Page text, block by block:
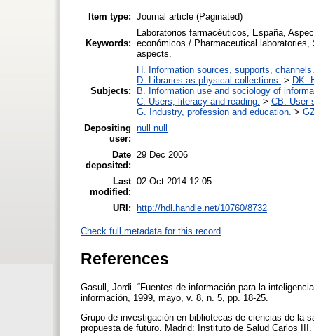
Item type: Journal article (Paginated)
Keywords:
Laboratorios farmacéuticos, España,
económicos / Pharmaceutical
aspects.
Subjects:
H. Information sources, supports, channels.
D. Libraries as physical collections. > DK.
B. Information use and sociology of
C. Users, literacy and reading. > CB. User
G. Industry, profession and education. >
Depositing
user:
null null
Date
deposited:
29 Dec 2006
Last
modified:
02 Oct 2014 12:05
URI: http://hdl.handle.net/10760/8732
Check full metadata for this record
References
Gasull, Jordi. “Fuentes de información para la
información, 1999, mayo, v. 8, n. 5, pp. 18-25.
Grupo de investigación en bibliotecas de ciencias de la
propuesta de futuro. Madrid: Instituto de Salud Carlos